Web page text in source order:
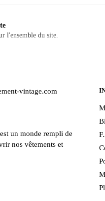
l'ensemble du site.
un monde rempli de
nos vêtements et